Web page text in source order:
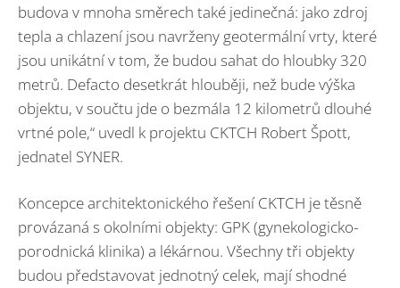
budova v mnoha směrech také jedinečná: jako zdroj
tepla a chlazení jsou navrženy geotermální vrty, které
jsou unikátní v tom, že budou sahat do hloubky 320
metrů. Defacto desetkrát hlouběji, než bude výška
objektu, v součtu jde o bezmála 12 kilometrů dlouhé
vrtné pole,“ uvedl k projektu CKTCH Robert Špott,
jednatel SYNER.
Koncepce architektonického řešení CKTCH je těsně
provázaná s okolními objekty: GPK (gynekologicko-
porodnická klinika) a lékárnou. Všechny tři objekty
budou představovat jednotný celek, mají shodné